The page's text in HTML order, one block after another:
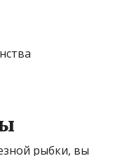
рыбки, вы